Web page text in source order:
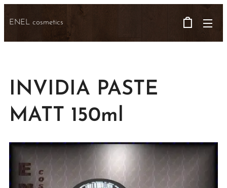
ENEL cosmetics
INVIDIA PASTE
MATT 150ml